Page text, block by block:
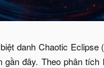
danh Chaotic
đây. Theo phân